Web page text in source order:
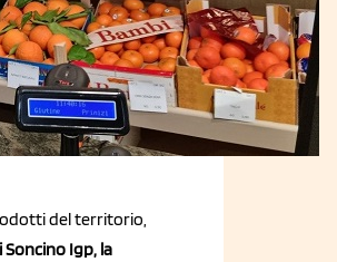
del territorio,
Igp, la